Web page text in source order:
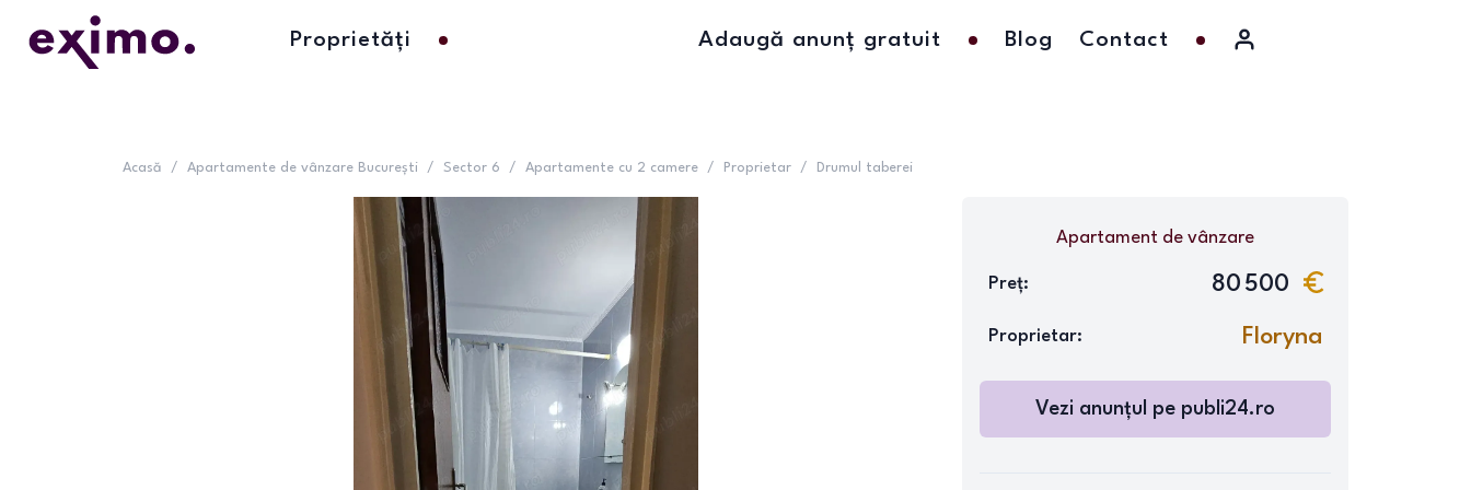
Proprietăți Adaugă anunț gratuit Blog Contact
Acasă / Apartamente de vânzare București / Sector 6 / Apartamente cu 2 camere / Proprietar / Drumul taberei
Apartamentde vânzare
Preț: 80 500
Proprietar: Floryna
Vezi anunțul pe publi24.ro